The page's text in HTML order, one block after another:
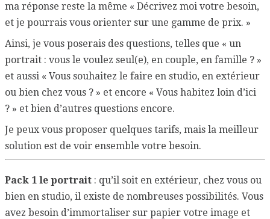
ma réponse reste la même « Décrivez moi votre besoin,
et je pourrais vous orienter sur une gamme de prix. »
Ainsi, je vous poserais des questions, telles que « un
portrait : vous le voulez seul(e), en couple, en famille ? »
et aussi « Vous souhaitez le faire en studio, en extérieur
ou bien chez vous ? » et encore « Vous habitez loin d’ici
? » et bien d’autres questions encore.
Je peux vous proposer quelques tarifs, mais la meilleur
solution est de voir ensemble votre besoin.
Pack 1 le portrait : qu’il soit en extérieur, chez vous ou
bien en studio, il existe de nombreuses possibilités. Vous
avez besoin d’immortaliser sur papier votre image et